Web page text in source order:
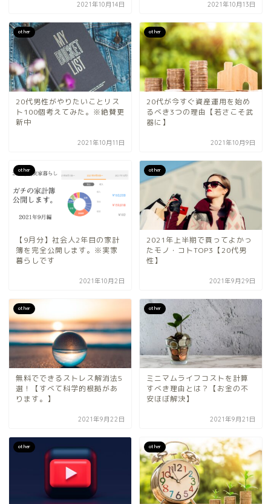
2021年10月14日 2021年10月13日
other
20代男性がやりたいことリス
ト100個考えてみた。※絶賛更
新中
2021年10月11日
other
20代が今すぐ資産運用を始め
るべき3つの理由【若さこそ武
器に】
2021年10月9日
other
【9月分】社会人2年目の家計
簿を完全公開します。※実家
暮らしです
2021年10月2日
other
2021年上半期で買ってよかっ
たモノ・コトTOP3【20代男
性】
2021年9月29日
other
無料でできるストレス解消法5
選！【すべて科学的根拠があ
ります。】
2021年9月22日
other
ミニマムライフコストを計算
すべき理由とは？【お金の不
安ほぼ解決】
2021年9月21日
other other